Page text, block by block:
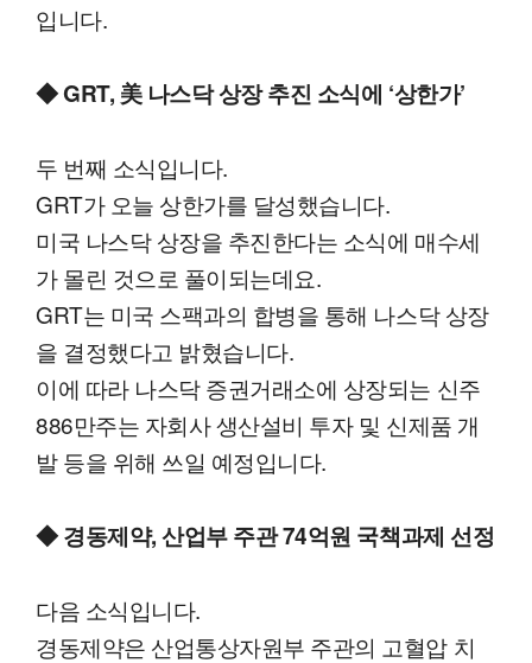
입니다.
◆ GRT, 美 나스닥 상장 추진 소식에 ‘상한가’
두 번째 소식입니다.
GRT가 오늘 상한가를 달성했습니다.
미국 나스닥 상장을 추진한다는 소식에 매수세
가 몰린 것으로 풀이되는데요.
GRT는 미국 스팩과의 합병을 통해 나스닥 상장
을 결정했다고 밝혔습니다.
이에 따라 나스닥 증권거래소에 상장되는 신주
886만주는 자회사 생산설비 투자 및 신제품 개
발 등을 위해 쓰일 예정입니다.
◆ 경동제약, 산업부 주관 74억원 국책과제 선정
다음 소식입니다.
경동제약은 산업통상자원부 주관의 고혈압 치